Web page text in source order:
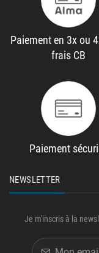
Paiement en 3x ou
frais CB
Paiement
NEWSLETTER
Je m'inscris à la